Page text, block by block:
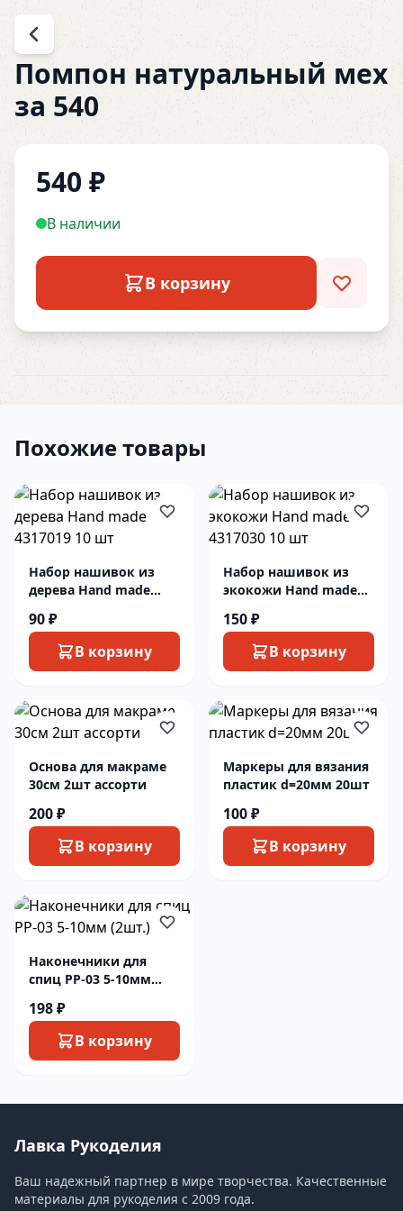
Помпон натуральный мех
за 540
540 ₽
В наличии
В корзину
Похожие товары
Набор нашивок из
дерева Hand made
90 ₽
В корзину
Набор нашивок из
экокожи Hand made
150 ₽
В корзину
Основа для макраме
30см 2шт ассорти
200 ₽
В корзину
Маркеры для вязания
пластик d=20мм 20шт
100 ₽
В корзину
Наконечники для
спиц PP-03 5-10мм
198 ₽
В корзину
Лавка Рукоделия
Ваш надежный партнер в мире творчества. Качественные
материалы для рукоделия с 2009 года.